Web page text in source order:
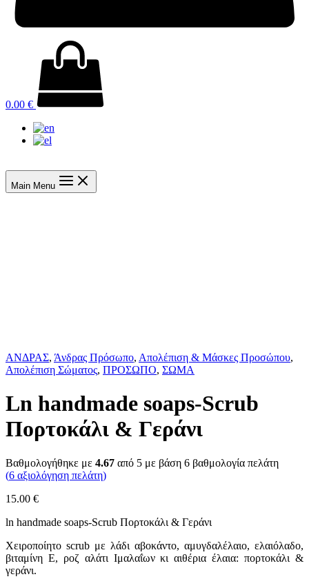
0.00 €
Main Menu
ΑΝΔΡΑΣ, Άνδρας Πρόσωπο, Απολέπιση & Μάσκες Προσώπου,
Απολέπιση Σώματος, ΠΡΟΣΩΠΟ, ΣΩΜΑ
Ln handmade soaps-Scrub
Πορτοκάλι & Γεράνι
Βαθμολογήθηκε με 4.67 από 5 με βάση 6 βαθμολογία πελάτη
(6 αξιολόγηση πελάτη)
15.00 €
ln handmade soaps-Scrub Πορτοκάλι & Γεράνι
Χειροποίητο scrub με λάδι αβοκάντο, αμυγδαλέλαιο, ελαιόλαδο,
βιταμίνη Ε, ροζ αλάτι Ιμαλαΐων κι αιθέρια έλαια: πορτοκάλι &
γεράνι.